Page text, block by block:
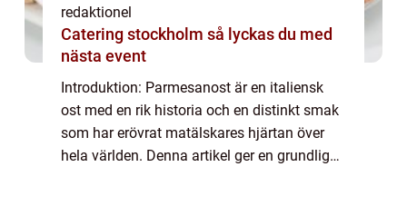
redaktionel
Catering stockholm så lyckas du med
nästa event
Introduktion: Parmesanost är en italiensk
ost med en rik historia och en distinkt smak
som har erövrat matälskares hjärtan över
hela världen. Denna artikel ger en grundlig